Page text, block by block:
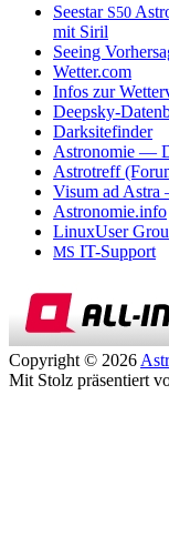
Seestar S50
mit Siril
Seeing
Wetter.com
Infos zur
Deepsky-
Darksitefinder
Astronomie —
Astrotreff
Visum ad
Astronomie.info
LinuxUser
MS IT-Support
Copyright © 2026
Mit Stolz präsentiert